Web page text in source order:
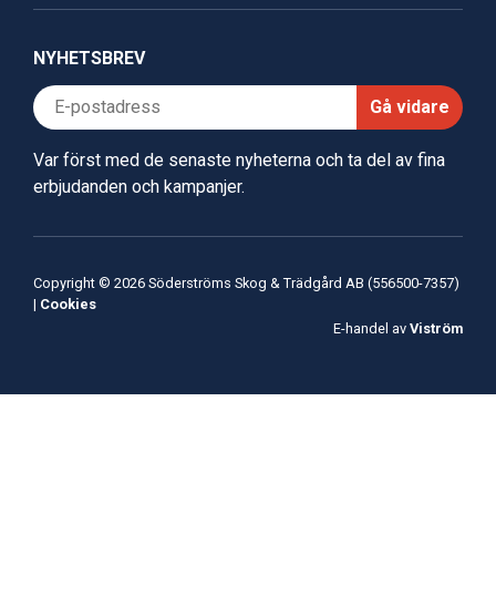
NYHETSBREV
Gå vidare
Var först med de senaste nyheterna och ta del av fina
erbjudanden och kampanjer.
Copyright © 2026 Söderströms Skog & Trädgård AB (556500-7357)
| Cookies
E-handel av Viström